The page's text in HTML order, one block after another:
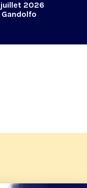
juillet 2026